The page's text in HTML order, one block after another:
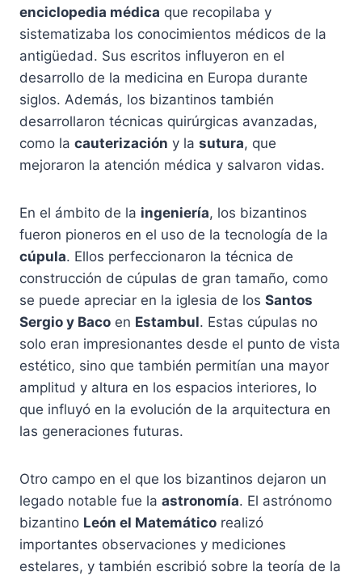
enciclopedia médica que recopilaba y
sistematizaba los conocimientos médicos de la
antigüedad. Sus escritos influyeron en el
desarrollo de la medicina en Europa durante
siglos. Además, los bizantinos también
desarrollaron técnicas quirúrgicas avanzadas,
como la cauterización y la sutura, que
mejoraron la atención médica y salvaron vidas.
En el ámbito de la ingeniería, los bizantinos
fueron pioneros en el uso de la tecnología de la
cúpula. Ellos perfeccionaron la técnica de
construcción de cúpulas de gran tamaño, como
se puede apreciar en la iglesia de los Santos
Sergio y Baco en Estambul. Estas cúpulas no
solo eran impresionantes desde el punto de vista
estético, sino que también permitían una mayor
amplitud y altura en los espacios interiores, lo
que influyó en la evolución de la arquitectura en
las generaciones futuras.
Otro campo en el que los bizantinos dejaron un
legado notable fue la astronomía. El astrónomo
bizantino León el Matemático realizó
importantes observaciones y mediciones
estelares, y también escribió sobre la teoría de la